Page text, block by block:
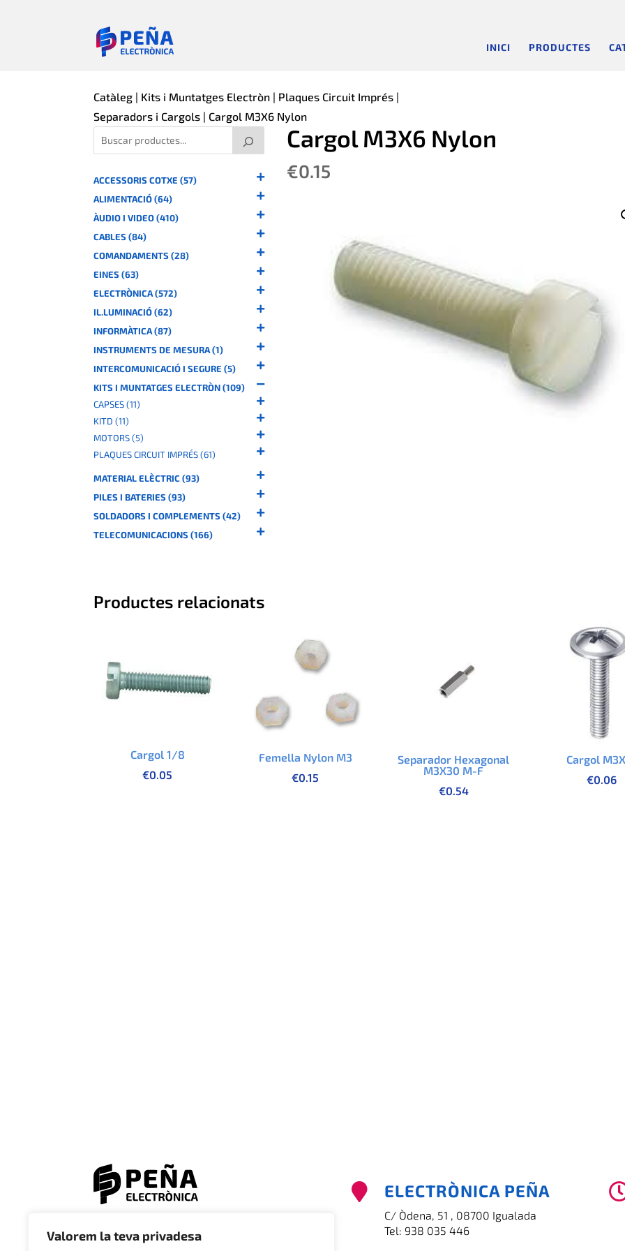
Valorem la teva privadesa
INICI PRODUCTES
Catàleg | Kits i Muntatges Electròn | Plaques Circuit Imprés |
Separadors i Cargols | Cargol M3X6 Nylon
ACCESSORIS COTXE (57)
ALIMENTACIÓ (64)
ÀUDIO I VIDEO (410)
CABLES (84)
COMANDAMENTS (28)
EINES (63)
ELECTRÒNICA (572)
IL.LUMINACIÓ (62)
INFORMÀTICA (87)
INSTRUMENTS DE MESURA (1)
INTERCOMUNICACIÓ I SEGURE (5)
KITS I MUNTATGES ELECTRÒN (109)
CAPSES (11)
KITD (11)
MOTORS (5)
PLAQUES CIRCUIT IMPRÉS (61)
MATERIAL ELÈCTRIC (93)
PILES I BATERIES (93)
SOLDADORS I COMPLEMENTS (42)
TELECOMUNICACIONS (166)
Cargol M3X6 Nylon
€0.15
Productes relacionats
Cargol 1/8
€0.05
Femella Nylon M3
€0.15
Separador Hexagonal
M3X30 M-F
€0.54
Cargol
€0.06
 ELECTRÒNICA PEÑA
C/ Òdena, 51 , 08700 Igualada
Tel: 938 035 446